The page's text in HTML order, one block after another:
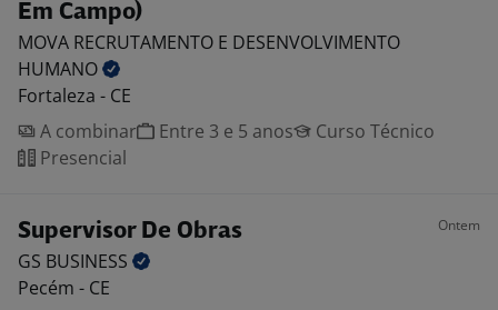
Em Campo)
MOVA RECRUTAMENTO E DESENVOLVIMENTO
HUMANO
Fortaleza - CE
A combinar
Entre 3 e 5 anos
Curso Técnico
Presencial
Supervisor De Obras Ontem
GS BUSINESS
Pecém - CE